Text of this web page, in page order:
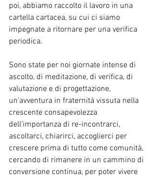
poi, abbiamo raccolto il lavoro in una
cartella cartacea, su cui ci siamo
impegnate a ritornare per una verifica
periodica.
Sono state per noi giornate intense di
ascolto, di meditazione, di verifica, di
valutazione e di progettazione,
un’avventura in fraternità vissuta nella
crescente consapevolezza
dell’importanza di re-incontrarci,
ascoltarci, chiarirci, accoglierci per
crescere prima di tutto come comunità,
cercando di rimanere in un cammino di
conversione continua, per poter vivere